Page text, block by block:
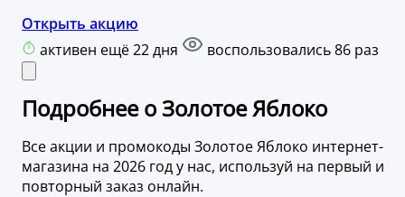
Открыть акцию
активен ещё 22 дня
воспользовались 86 раз
Подробнее о Золотое Яблоко
Все акции и промокоды Золотое Яблоко интернет-
магазина на 2026 год у нас, используй на первый и
повторный заказ онлайн.